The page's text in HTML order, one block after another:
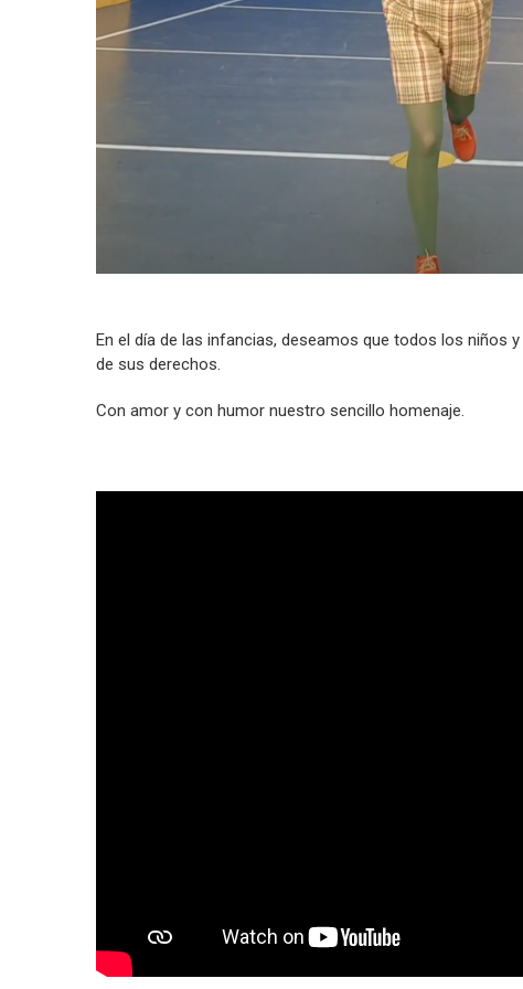
En el día de las infancias, deseamos que todos los niños
de sus derechos.
Con amor y con humor nuestro sencillo homenaje.